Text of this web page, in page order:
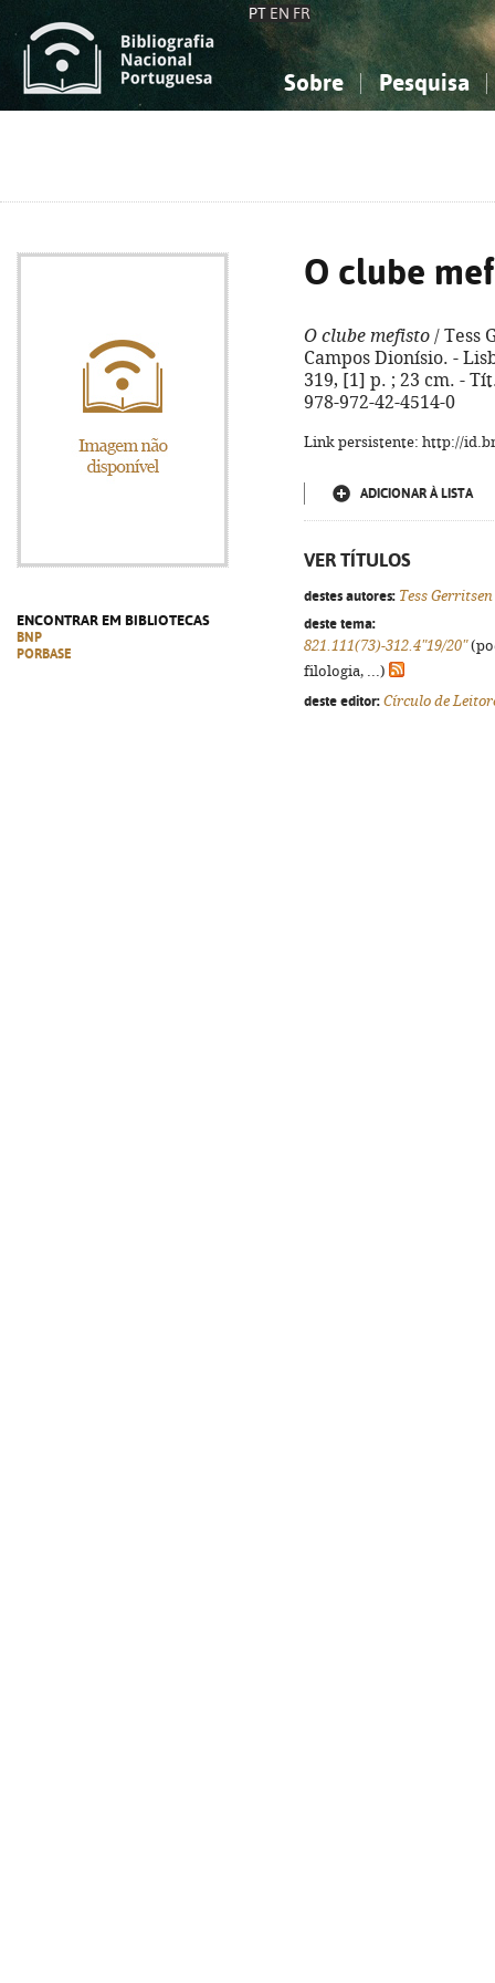
PT EN FR
Sobre Pesquisa
ENCONTRAR EM BIBLIOTECAS
BNP
PORBASE
O clube
O clube mefisto / Tess
Campos Dionísio. -
319, [1] p. ; 23 cm. -
978-972-42-4514-0
Link persistente: http://
ADICIONAR À LISTA
VER TÍTULOS
destes autores: Tess Gerritsen
deste tema:
821.111(73)-312.4"19/20"
filologia, ...)
deste editor: Círculo de